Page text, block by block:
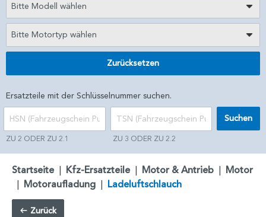
Bitte Modell wählen
Bitte Motortyp wählen
Zurücksetzen
Ersatzteile mit der Schlüsselnummer suchen.
ZU 2 ODER ZU 2.1 ZU 3 ODER ZU 2.2
Suchen
Startseite | Kfz-Ersatzteile | Motor & Antrieb | Motor
| Motoraufladung | Ladeluftschlauch
Zurück